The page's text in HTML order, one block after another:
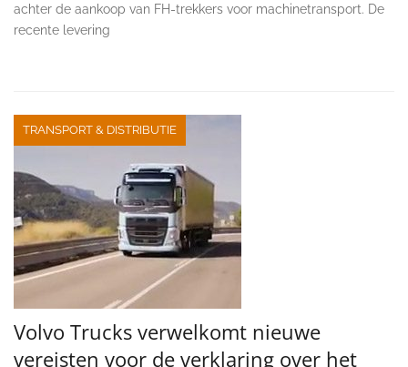
achter de aankoop van FH-trekkers voor machinetransport. De
recente levering
TRANSPORT & DISTRIBUTIE
Volvo Trucks verwelkomt nieuwe
vereisten voor de verklaring over het